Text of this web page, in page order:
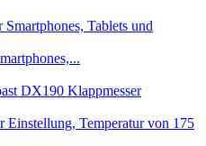
DX190 Klappmesser